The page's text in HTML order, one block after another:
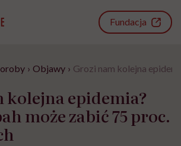
Fundacja
› Objawy › Grozi nam kolejna
kolejna epidemia?
może zabić 75 proc.